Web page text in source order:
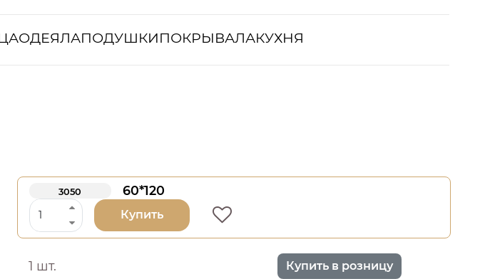
ОДЕЯЛАПОДУШКИПОКРЫВАЛАКУХНЯ
3050 60*120
Купить
1 шт. Купить в розницу